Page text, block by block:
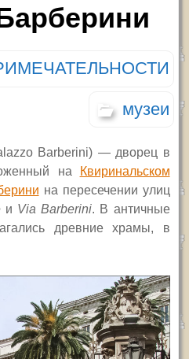
музеи
Barberini) — дворец в
на
Квиринальском
на пересечении улиц
и Via Barberini. В античные
древние храмы, в